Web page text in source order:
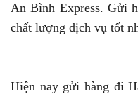
An Bình Express. Gửi
chất lượng dịch vụ tốt
Hiện nay gửi hàng đi